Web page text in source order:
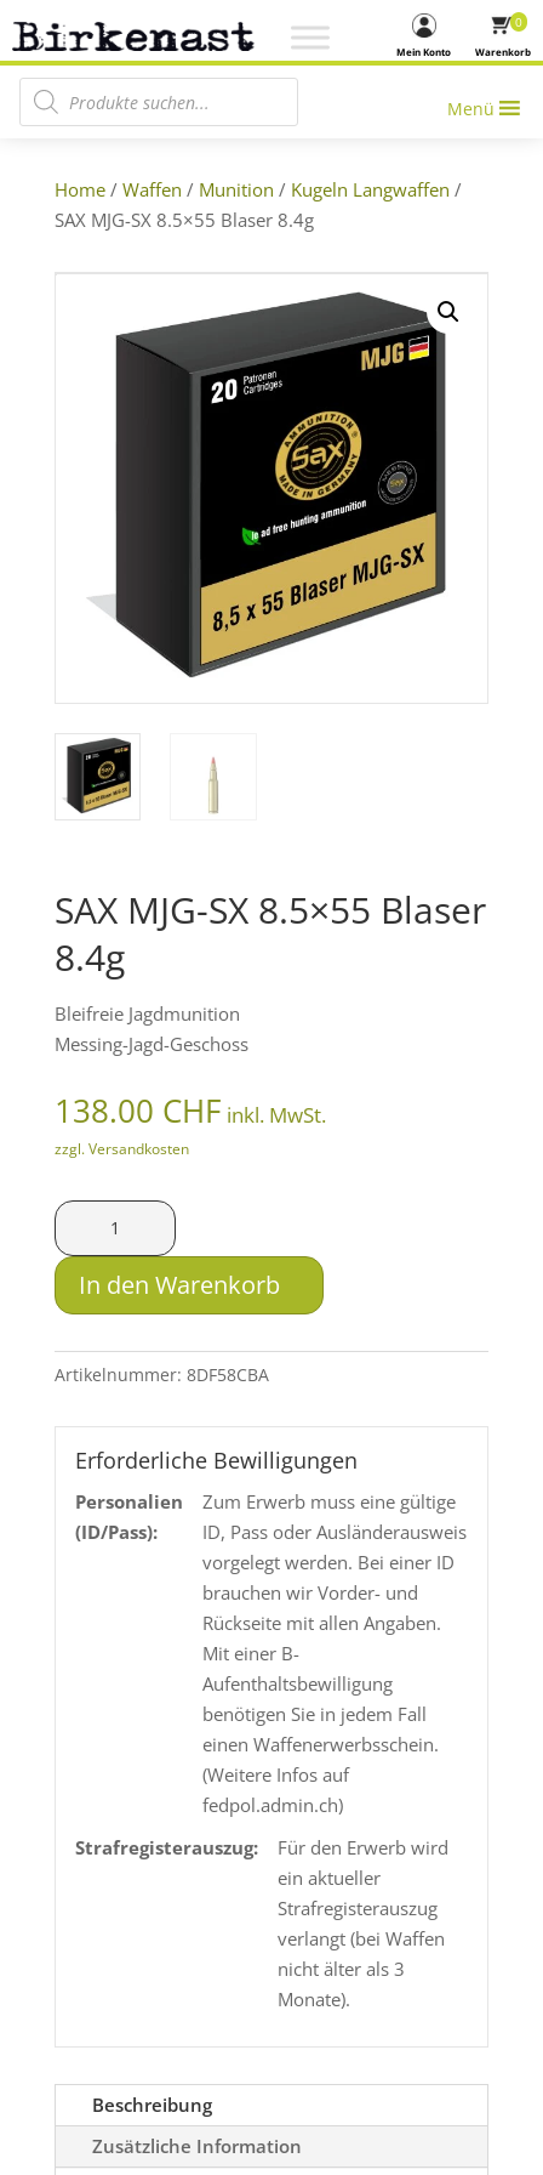
Warenkorb
0
Mein Konto
Products search
Menü
Home/ Waffen / Munition / Kugeln Langwaffen /
SAX MJG-SX 8.5×55 Blaser 8.4g
SAX MJG-SX 8.5×55 Blaser
8.4g
Bleifreie Jagdmunition
Messing-Jagd-Geschoss
138.00 CHF inkl. MwSt.
zzgl. Versandkosten
SAX
MJG-
SX
8.5x55
8.4g
In den Warenkorb
Artikelnummer: 8DF58CBA
Erforderliche Bewilligungen
Personalien
(ID/Pass):
Zum Erwerb muss eine gültige
ID, Pass oder Ausländerausweis
vorgelegt werden. Bei einer ID
brauchen wir Vorder- und
Rückseite mit allen Angaben.
Mit einer B-
Aufenthaltsbewilligung
benötigen Sie in jedem Fall
einen Waffenerwerbsschein.
(Weitere Infos auf
fedpol.admin.ch)
Strafregisterauszug:
Für den Erwerb wird
ein aktueller
Strafregisterauszug
verlangt (bei Waffen
nicht älter als 3
Monate).
Beschreibung
Zusätzliche Information